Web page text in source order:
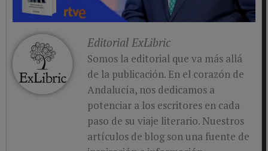
Editorial ExLibric
Somos la editorial que va más allá
de la publicación. En el corazón de
Andalucía, nos dedicamos a
potenciar a los escritores en cada
paso de su viaje literario. Nuestros
artículos de blog son una fuente de